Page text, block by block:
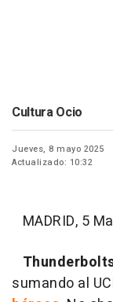
Cultura Ocio
Jueves, 8 mayo 2025
Actualizado: 10:32
MADRID, 5
sumando al